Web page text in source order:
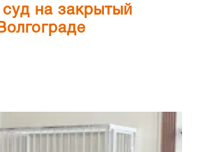
на закрытый